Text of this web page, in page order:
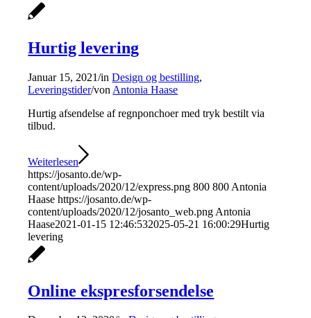
Hurtig levering
Januar 15, 2021/inDesign og bestilling,
Leveringstider/von Antonia Haase
Hurtig afsendelse af regnponchoer med tryk bestilt via
tilbud.
Weiterlesen
https://josanto.de/wp-
content/uploads/2020/12/express.png 800 800 Antonia
Haase https://josanto.de/wp-
content/uploads/2020/12/josanto_web.png Antonia
Haase2021-01-15 12:46:532025-05-21 16:00:29Hurtig
levering
Online ekspresforsendelse